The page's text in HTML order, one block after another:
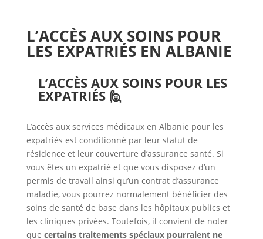
L’ACCÈS AUX SOINS POUR
LES EXPATRIÉS EN ALBANIE
L’ACCÈS AUX SOINS POUR LES
EXPATRIÉS 🙋
L’accès aux services médicaux en Albanie pour les
expatriés est conditionné par leur statut de
résidence et leur couverture d’assurance santé. Si
vous êtes un expatrié et que vous disposez d’un
permis de travail ainsi qu’un contrat d’assurance
maladie, vous pourrez normalement bénéficier des
soins de santé de base dans les hôpitaux publics et
les cliniques privées. Toutefois, il convient de noter
que certains traitements spéciaux pourraient ne